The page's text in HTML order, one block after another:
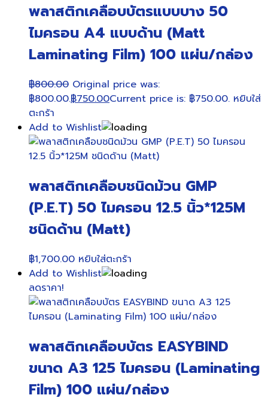
พลาสติกเคลือบบัตรแบบบาง 50
ไมครอน A4 แบบด้าน (Matt
Laminating Film) 100 แผ่น/กล่อง
฿800.00 Original price was:
฿800.00.฿750.00Current price is: ฿750.00. หยิบใส่
ตะกร้า
Add to Wishlist
พลาสติกเคลือบชนิดม้วน GMP
(P.E.T) 50 ไมครอน 12.5 นิ้ว*125M
ชนิดด้าน (Matt)
฿1,700.00 หยิบใส่ตะกร้า
Add to Wishlist
ลดราคา!
พลาสติกเคลือบบัตร EASYBIND
ขนาด A3 125 ไมครอน (Laminating
Film) 100 แผ่น/กล่อง